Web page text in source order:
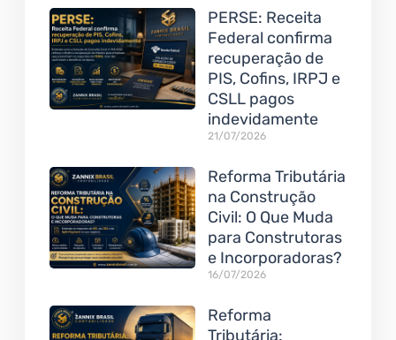
PERSE: Receita
Federal confirma
recuperação de
PIS, Cofins, IRPJ e
CSLL pagos
indevidamente
21/07/2026
Reforma Tributária
na Construção
Civil: O Que Muda
para Construtoras
e Incorporadoras?
16/07/2026
Reforma
Tributária: